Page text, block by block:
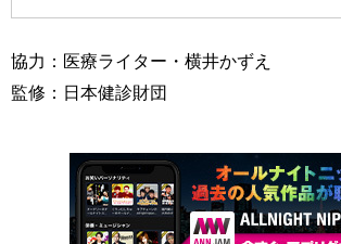
協力：医療ライター・横井かずえ
監修：日本健診財団